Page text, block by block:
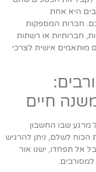
היא אחת
חברות המספקות
חברותיות או רשתות
מותאמים אישית לצרכי
חיים
מרגע שבו החשבון
לשלם, ניתן להרגיש
אל תפחדו, ישנו אור